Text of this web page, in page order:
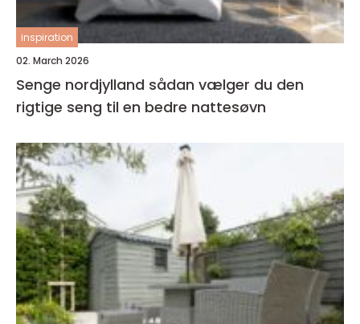
inspiration
02. March 2026
Senge nordjylland sådan vælger du den
rigtige seng til en bedre nattesøvn